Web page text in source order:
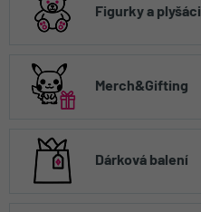
Figurky a plyšáci
Merch&Gifting
Dárková balení